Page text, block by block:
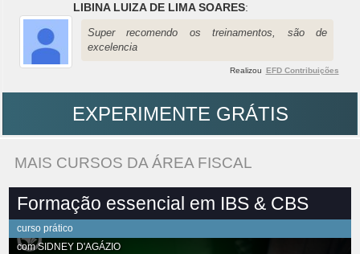
LIBINA LUIZA DE LIMA SOARES:
Super recomendo os treinamentos, são de
excelencia
Realizou EFD Contribuições
EXPERIMENTE GRÁTIS
MAIS CURSOS DA ÁREA FISCAL
Formação essencial em IBS & CBS
curso prático
comSIDNEY D'AGÁZIO